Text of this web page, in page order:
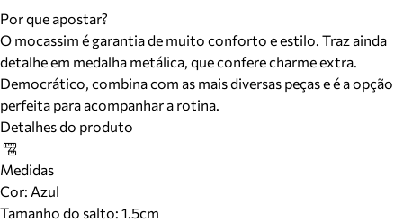
Por que apostar?
O mocassim é garantia de muito conforto e estilo. Traz ainda
detalhe em medalha metálica, que confere charme extra.
Democrático, combina com as mais diversas peças e é a opção
perfeita para acompanhar a rotina.
Detalhes do produto
Medidas
Cor: Azul
Tamanho do salto: 1.5cm